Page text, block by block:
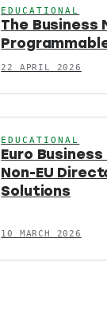
EDUCATIONAL
The Business
22 APRIL 2026
EDUCATIONAL
Euro
Non-EU
Solutions
10 MARCH 2026